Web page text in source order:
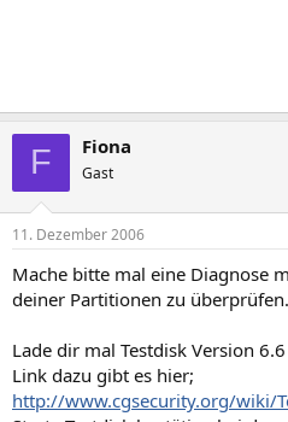
F Fiona
Gast
11. Dezember 2006
Mache bitte mal eine Diagnose
deiner Partitionen zu überprüfen.
Lade dir mal Testdisk Version
Link dazu gibt es hier;
http://www.cgsecurity.org/wiki/